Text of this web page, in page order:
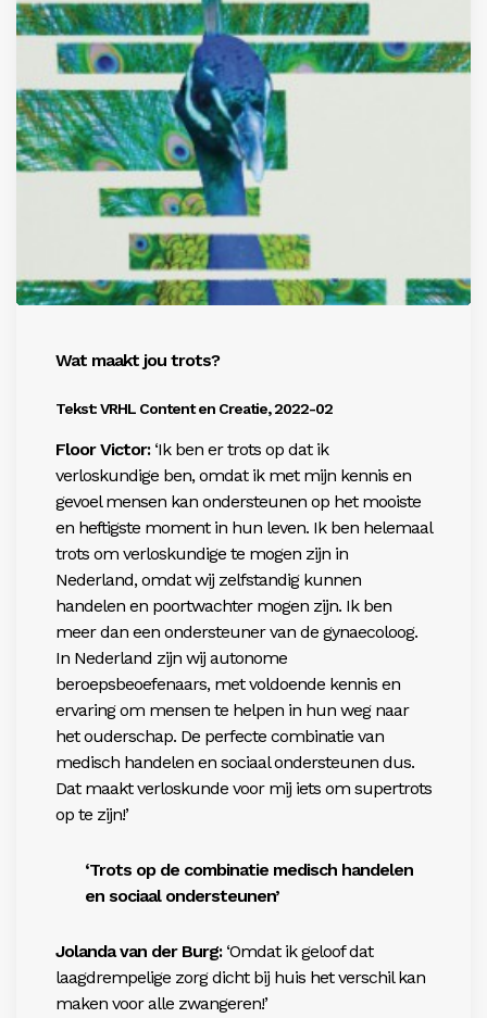
Wat maakt jou trots?
Tekst: VRHL Content en Creatie, 2022-02
Floor Victor:‘Ik ben er trots op dat ik
verloskundige ben, omdat ik met mijn kennis en
gevoel mensen kan ondersteunen op het mooiste
en heftigste moment in hun leven. Ik ben helemaal
trots om verloskundige te mogen zijn in
Nederland, omdat wij zelfstandig kunnen
handelen en poortwachter mogen zijn. Ik ben
meer dan een ondersteuner van de gynaecoloog.
In Nederland zijn wij autonome
beroepsbeoefenaars, met voldoende kennis en
ervaring om mensen te helpen in hun weg naar
het ouderschap. De perfecte combinatie van
medisch handelen en sociaal ondersteunen dus.
Dat maakt verloskunde voor mij iets om supertrots
op te zijn!’
‘Trots op de combinatie medisch handelen
en sociaal ondersteunen’
Jolanda van der Burg:‘Omdat ik geloof dat
laagdrempelige zorg dicht bij huis het verschil kan
maken voor alle zwangeren!’